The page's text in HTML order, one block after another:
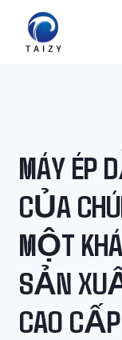
content
MÁY ÉP
CỦA
MỘT
SẢN
CAO CẤP